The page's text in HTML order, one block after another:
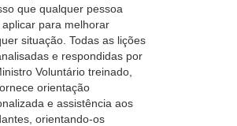
que qualquer pessoa
aplicar para melhorar
situação. Todas as lições
e respondidas por
Voluntário treinado,
orientação
e assistência aos
orientando-os